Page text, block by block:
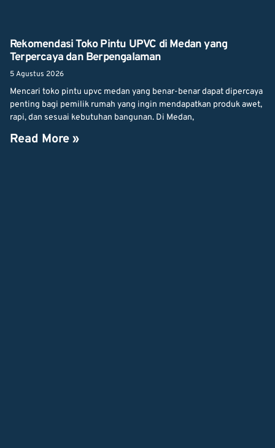
Rekomendasi Toko Pintu UPVC di Medan yang
Terpercaya dan Berpengalaman
5 Agustus 2026
Mencari toko pintu upvc medan yang benar-benar dapat dipercaya
penting bagi pemilik rumah yang ingin mendapatkan produk awet,
rapi, dan sesuai kebutuhan bangunan. Di Medan,
Read More »